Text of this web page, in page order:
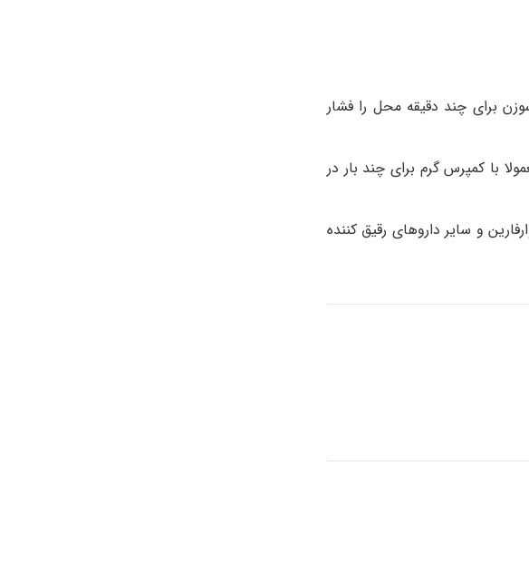
برای چند دقیقه محل را فشار
با کمپرس گرم برای چند بار در
و سایر داروهای رقیق کننده